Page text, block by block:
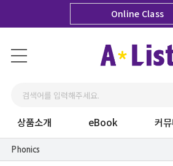
Online Class
상품소개 eBook 커
Phonics